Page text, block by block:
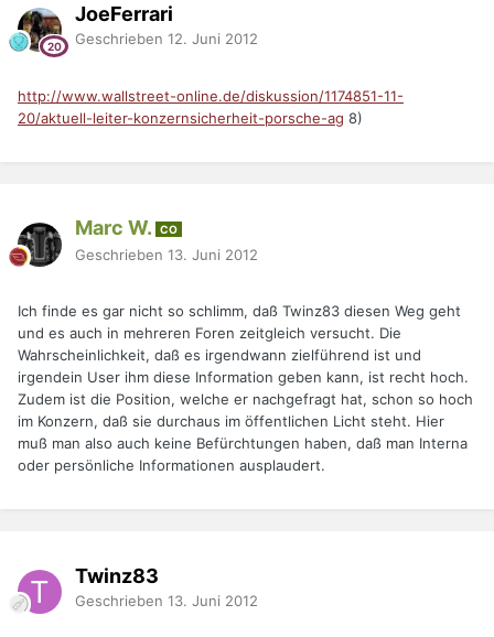
JoeFerrari
Geschrieben 12. Juni 2012
http://www.wallstreet-online.de/diskussion/1174851-11-
20/aktuell-leiter-konzernsicherheit-porsche-ag 8)
Marc W. CO
Geschrieben 13. Juni 2012
Ich finde es gar nicht so schlimm, daß Twinz83 diesen Weg geht
und es auch in mehreren Foren zeitgleich versucht. Die
Wahrscheinlichkeit, daß es irgendwann zielführend ist und
irgendein User ihm diese Information geben kann, ist recht hoch.
Zudem ist die Position, welche er nachgefragt hat, schon so hoch
im Konzern, daß sie durchaus im öffentlichen Licht steht. Hier
muß man also auch keine Befürchtungen haben, daß man Interna
oder persönliche Informationen ausplaudert.
Twinz83
Geschrieben 13. Juni 2012